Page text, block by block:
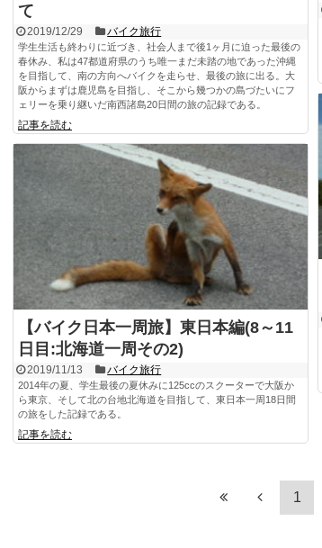
て
2019/12/29 バイク旅行
学生生活も終わりに近づき、社会人まで後1ヶ月に迫った最後の
春休み、私は47都道府県のうち唯一まだ未踏の地であった沖縄
を目指して、南の方向へバイクを走らせ、最後の旅に出る。大
阪からまずは鹿児島を目指し、そこから幾つかの島づたいにフ
ェリーを乗り継いだ南西諸島20日間の旅の記録である。
記事を読む
【バイク日本一周旅】東日本編(8～11
日目:北海道一周その2)
2019/11/13 バイク旅行
2014年の夏、学生最後の夏休みに125ccのスクーターで大阪か
ら東京、そして北の台地北海道を目指して、東日本一周18日間
の旅をした記録である。
記事を読む
1